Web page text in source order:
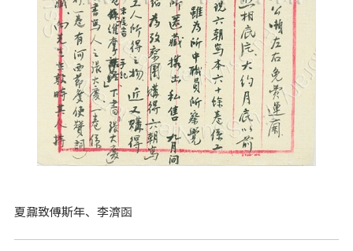
夏鼐致傅斯年、李濟函